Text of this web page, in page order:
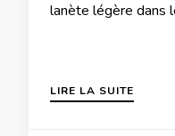
lanète légère dans
LIRE LA SUITE